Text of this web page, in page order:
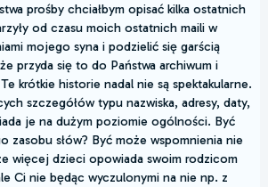
prośby chciałbym opisać kilka ostatnich
od czasu moich ostatnich maili w
mojego syna i podzielić się garścią
przyda się to do Państwa archiwum i
krótkie historie nadal nie są spektakularne.
szczegółów typu nazwiska, adresy, daty,
je na dużym poziomie ogólności. Być
zasobu słów? Być może wspomnienia nie
więcej dzieci opowiada swoim rodzicom
Ci nie będąc wyczulonymi na nie np. z